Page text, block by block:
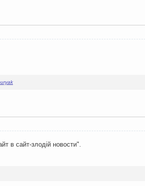
в сайт-злодій новости".